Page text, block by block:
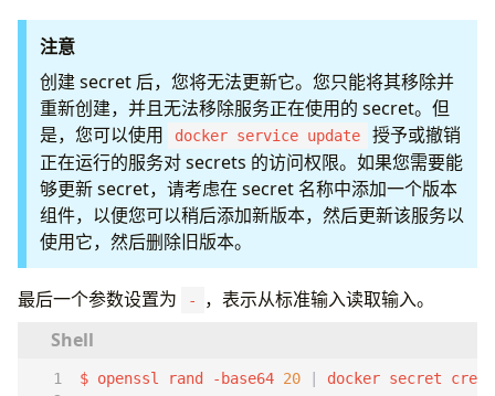
注意
创建 secret 后，您将无法更新它。您只能将其移除并
重新创建，并且无法移除服务正在使用的 secret。但
是，您可以使用
docker service update
授予或撤销
正在运行的服务对 secrets 的访问权限。如果您需要能
够更新 secret，请考虑在 secret 名称中添加一个版本
组件，以便您可以稍后添加新版本，然后更新该服务以
使用它，然后删除旧版本。
最后一个参数设置为 - ，表示从标准输入读取输入。
$ openssl rand -base64 20 |